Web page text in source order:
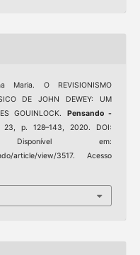
Maria. O REVISIONISMO
DE JOHN DEWEY: UM
GOUINLOCK. Pensando -
p. 128–143, 2020. DOI:
Disponível em:
article/view/3517. Acesso